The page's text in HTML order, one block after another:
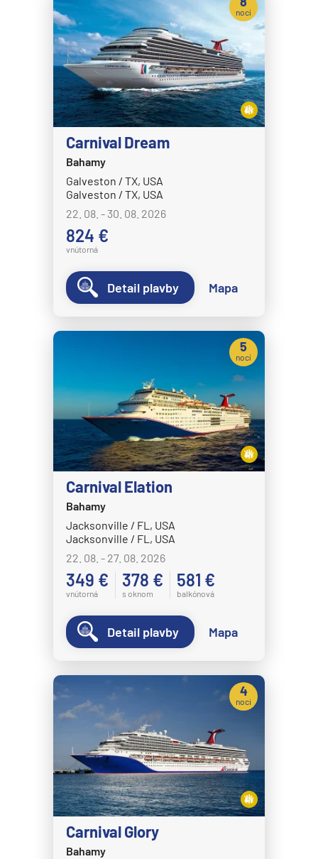
MSC Fantasia
MSC Grandiosa
MSC Lirica
MSC Magnifica
MSC Meraviglia
MSC Musica
MSC Opera
MSC Orchestra
MSC Poesia
MSC Preziosa
MSC Seashore
MSC Splendida
MSC Virtuosa
MSC World America
MSC World Asia
MSC World Atlantic
MSC World Europa
Norwegian Cruise Line
Norwegian Aqua
Norwegian Aura
Norwegian Bliss
Norwegian Breakaway
Norwegian Dawn
Norwegian Encore
Norwegian Epic
Norwegian Escape
Norwegian Gem
Norwegian Getaway
Norwegian Jade
Norwegian Jewel
Carnival Dream
Bahamy
Galveston / TX, USA
Galveston / TX, USA
22. 08. - 30. 08. 2026
824 €
vnútorná
nocí
Detail plavby Mapa
Carnival Elation
Bahamy
Jacksonville / FL, USA
Jacksonville / FL, USA
22. 08. - 27. 08. 2026
349 €
vnútorná
378 €
s oknom
581 €
balkónová
5
nocí
Detail plavby Mapa
Carnival Glory
Bahamy
4
noci